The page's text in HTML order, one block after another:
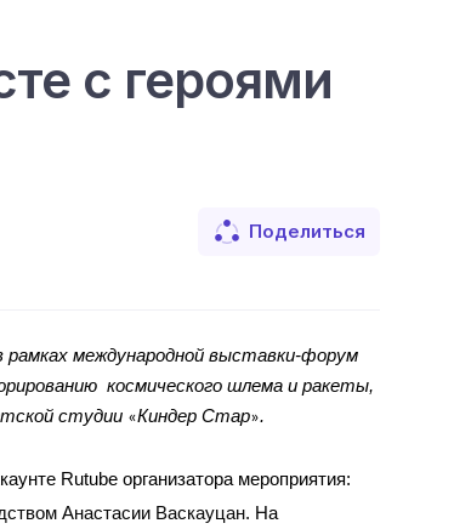
с героями
Поделиться
космического шлема и ракеты,
студии «Киндер Стар».
Анастасии Васкауцан. На